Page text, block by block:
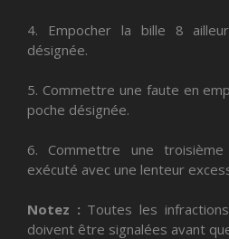
4. Empocher la bille 8
désignée.
5. Commettre une faute en
poche désignée.
6. Commettre une
exécuté avec une lenteur
Notez : Toutes les
doivent être signalées avant